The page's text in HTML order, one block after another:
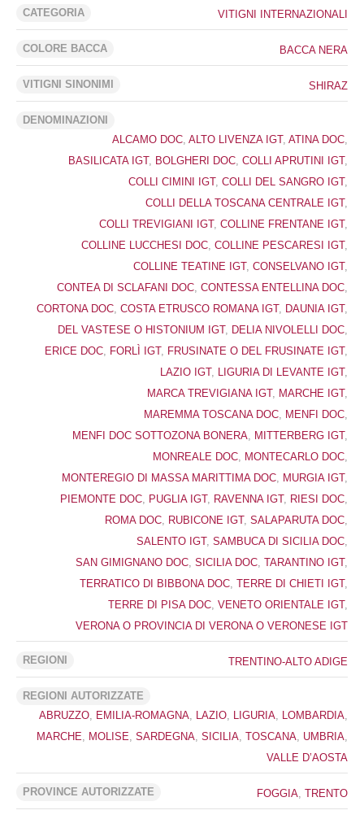
CATEGORIA VITIGNI INTERNAZIONALI
COLORE BACCA BACCA NERA
VITIGNI SINONIMI SHIRAZ
DENOMINAZIONI
ALCAMO DOC ALTO LIVENZA IGT, ATINA DOC
BASILICATA IGT, BOLGHERI DOC COLLI APRUTINI IGT,
COLLI CIMINI IGT, COLLI DEL SANGRO IGT,
COLLI DELLA TOSCANA CENTRALE IGT,
COLLI TREVIGIANI IGT, COLLINE FRENTANE IGT,
COLLINE LUCCHESI DOC COLLINE PESCARESI IGT,
COLLINE TEATINE IGT, CONSELVANO IGT,
CONTEA DI SCLAFANI DOC CONTESSA ENTELLINA DOC
CORTONA DOC COSTA ETRUSCO ROMANA IGT, DAUNIA IGT,
DEL VASTESE O HISTONIUM IGT, DELIA NIVOLELLI DOC
ERICE DOC FORLÌ IGT, FRUSINATE O DEL FRUSINATE IGT,
LAZIO IGT, LIGURIA DI LEVANTE IGT,
MARCA TREVIGIANA IGT, MARCHE IGT,
MAREMMA TOSCANA DOC MENFI DOC
MENFI DOC SOTTOZONA BONERA MITTERBERG IGT,
MONREALE DOC MONTECARLO DOC
MONTEREGIO DI MASSA MARITTIMA DOC MURGIA IGT,
PIEMONTE DOC PUGLIA IGT, RAVENNA IGT, RIESI DOC
ROMA DOC RUBICONE IGT, SALAPARUTA DOC
SALENTO IGT, SAMBUCA DI SICILIA DOC
SAN GIMIGNANO DOC SICILIA DOC TARANTINO IGT,
TERRATICO DI BIBBONA DOC TERRE DI CHIETI IGT,
TERRE DI PISA DOC VENETO ORIENTALE IGT,
VERONA O PROVINCIA DI VERONA O VERONESE IGT
REGIONI TRENTINO-ALTO ADIGE
REGIONI AUTORIZZATE
ABRUZZO EMILIA-ROMAGNA LAZIO LIGURIA LOMBARDIA
MARCHE
MOLISE SARDEGNA SICILIA TOSCANA UMBRIA
VALLE D’AOSTA
PROVINCE AUTORIZZATE FOGGIA TRENTO